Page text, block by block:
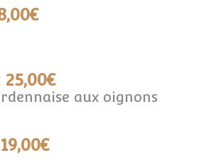
25,00€
aux oignons
19,00€